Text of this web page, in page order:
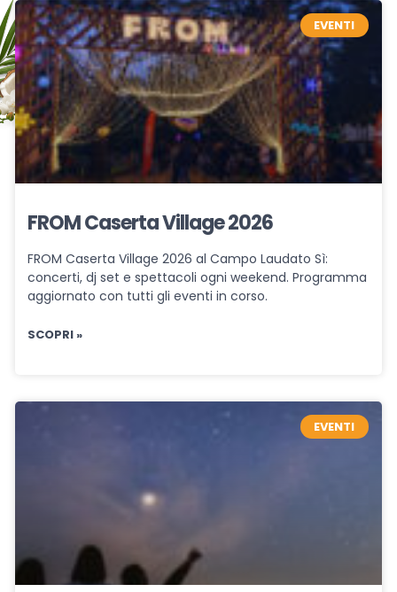
EVENTI
FROM Caserta Village 2026
FROM Caserta Village 2026 al Campo Laudato Sì:
concerti, dj set e spettacoli ogni weekend. Programma
aggiornato con tutti gli eventi in corso.
SCOPRI »
EVENTI